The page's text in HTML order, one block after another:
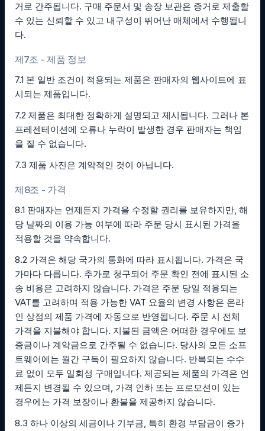
거로 간주됩니다. 구매 주문서 및 송장 보관은 증거로 제출할
수 있는 신뢰할 수 있고 내구성이 뛰어난 매체에서 수행됩니
다.
제7조 - 제품 정보
7.1 본 일반 조건이 적용되는 제품은 판매자의 웹사이트에 표
시되는 제품입니다.
7.2 제품은 최대한 정확하게 설명되고 제시됩니다. 그러나 본
프레젠테이션에 오류나 누락이 발생한 경우 판매자는 책임
을 질 수 없습니다.
7.3 제품 사진은 계약적인 것이 아닙니다.
제8조 - 가격
8.1 판매자는 언제든지 가격을 수정할 권리를 보유하지만, 해
당 날짜의 이용 가능 여부에 따라 주문 당시 표시된 가격을
적용할 것을 약속합니다.
8.2 가격은 해당 국가의 통화에 따라 표시됩니다. 가격은 국
가마다 다릅니다. 추가로 청구되어 주문 확인 전에 표시된 소
송 비용은 고려하지 않습니다. 가격은 주문 당일 적용되는
VAT를 고려하며 적용 가능한 VAT 요율의 변경 사항은 온라
인 상점의 제품 가격에 자동으로 반영됩니다. 주문 시 전체
가격을 지불해야 합니다. 지불된 금액은 어떠한 경우에도 보
증금이나 계약금으로 간주될 수 없습니다. 당사의 모든 소프
트웨어에는 월간 구독이 필요하지 않습니다. 반복되는 수수
료 없이 모두 일회성 구매입니다. 제공되는 제품의 가격은 언
제든지 변경될 수 있으며, 가격 인하 또는 프로모션이 있는
경우에는 가격 보장이나 환불을 제공하지 않습니다.
8.3 하나 이상의 세금이나 기부금, 특히 환경 부담금이 증가